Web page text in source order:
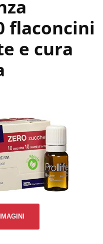
flaconcini
e cura